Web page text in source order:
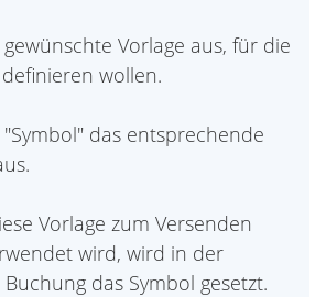
Vorlage aus, für die
wollen.
das entsprechende
Vorlage zum Versenden
wird, wird in der
das Symbol gesetzt.